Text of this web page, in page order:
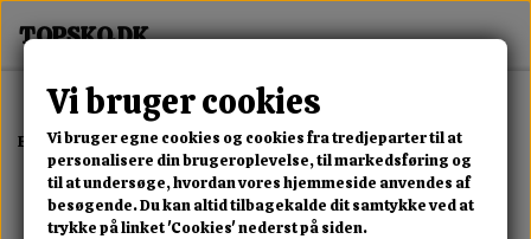
Forside Erotisk Kollektion Alle Produkter Blindfold Tørklæde
Vi bruger cookies
Vi bruger egne cookies og cookies fra tredjeparter til at
personalisere din brugeroplevelse, til markedsføring og
til at undersøge, hvordan vores hjemmeside anvendes af
besøgende. Du kan altid tilbagekalde dit samtykke ved at
trykke på linket 'Cookies' nederst på siden.